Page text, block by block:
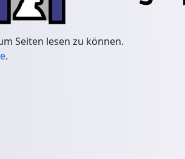
Seiten lesen zu können.
.